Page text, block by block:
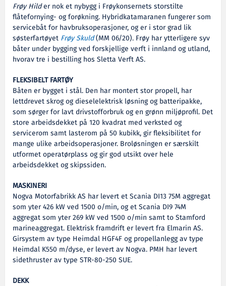
Frøy Hilder nok et nybygg i Frøykonsernets storstilte
flåtefornying- og forøkning. Hybridkatamaranen fungerer som
servicebåt for havbruksoperasjoner, og er i stor grad lik
søsterfartøyet Frøy Skuld(MM 06/20). Frøy har ytterligere syv
båter under bygging ved forskjellige verft i innland og utland,
hvorav tre i bestilling hos Sletta Verft AS.
FLEKSIBELT FARTØY
Båten er bygget i stål. Den har montert stor propell, har
lettdrevet skrog og dieselelektrisk løsning og batteripakke,
som sørger for lavt drivstofforbruk og en grønn miljøprofil. Det
store arbeidsdekket på 120 kvadrat med verksted og
servicerom samt lasterom på 50 kubikk, gir fleksibilitet for
mange ulike arbeidsoperasjoner. Broløsningen er særskilt
utformet operatørplass og gir god utsikt over hele
arbeidsdekket og skipssiden.
MASKINERI
Nogva Motorfabrikk AS har levert et Scania DI13 75M aggregat
som yter 426 kW ved 1500 o/min, og et Scania DI9 74M
aggregat som yter 269 kW ved 1500 o/min samt to Stamford
marineaggregat. Elektrisk framdrift er levert fra Elmarin AS.
Girsystem av type Heimdal HGF4F og propellanlegg av type
Heimdal K550 m/dyse, er levert av Nogva. PMH har levert
sidethruster av type STR-80-250 SUE.
DEKK